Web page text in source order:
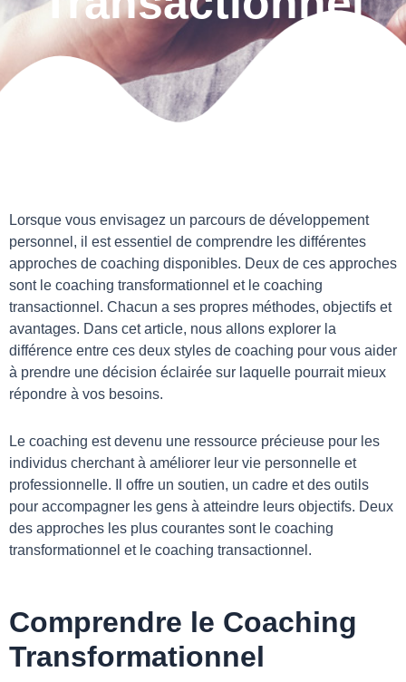
Lorsque vous envisagez un parcours de développement
personnel, il est essentiel de comprendre les différentes
approches de coaching disponibles. Deux de ces approches
sont le coaching transformationnel et le coaching
transactionnel. Chacun a ses propres méthodes, objectifs et
avantages. Dans cet article, nous allons explorer la
différence entre ces deux styles de coaching pour vous aider
à prendre une décision éclairée sur laquelle pourrait mieux
répondre à vos besoins.
Le coaching est devenu une ressource précieuse pour les
individus cherchant à améliorer leur vie personnelle et
professionnelle. Il offre un soutien, un cadre et des outils
pour accompagner les gens à atteindre leurs objectifs. Deux
des approches les plus courantes sont le coaching
transformationnel et le coaching transactionnel.
Comprendre le Coaching
Transformationnel